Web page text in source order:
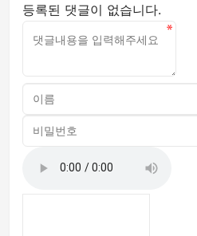
등록된 댓글이 없습니다.